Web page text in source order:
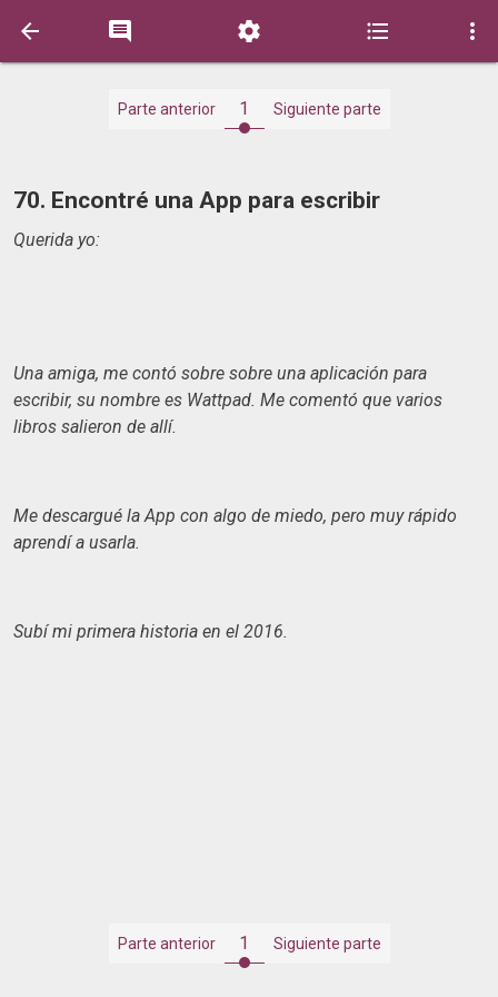
    
Parte anterior 1 Siguiente parte
70. Encontré una App para escribir
Querida yo:
Una amiga, me contó sobre sobre una aplicación para
escribir, su nombre es Wattpad. Me comentó que varios
libros salieron de allí.
Me descargué la App con algo de miedo, pero muy rápido
aprendí a usarla.
Subí mi primera historia en el 2016.
Parte anterior 1 Siguiente parte